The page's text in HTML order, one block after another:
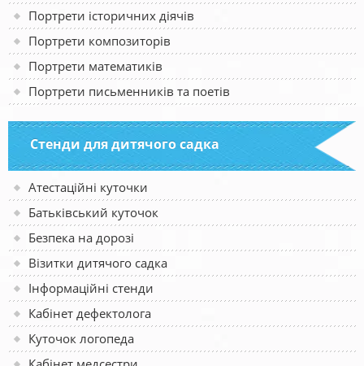
Портрети історичних діячів
Портрети композиторів
Портрети математиків
Портрети письменників та поетів
Стенди для дитячого садка
Атестаційні куточки
Батьківський куточок
Безпека на дорозі
Візитки дитячого садка
Інформаційні стенди
Кабінет дефектолога
Куточок логопеда